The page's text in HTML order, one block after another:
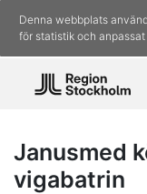
Denna webbplats
för statistik och
Janusmed
vigabatrin